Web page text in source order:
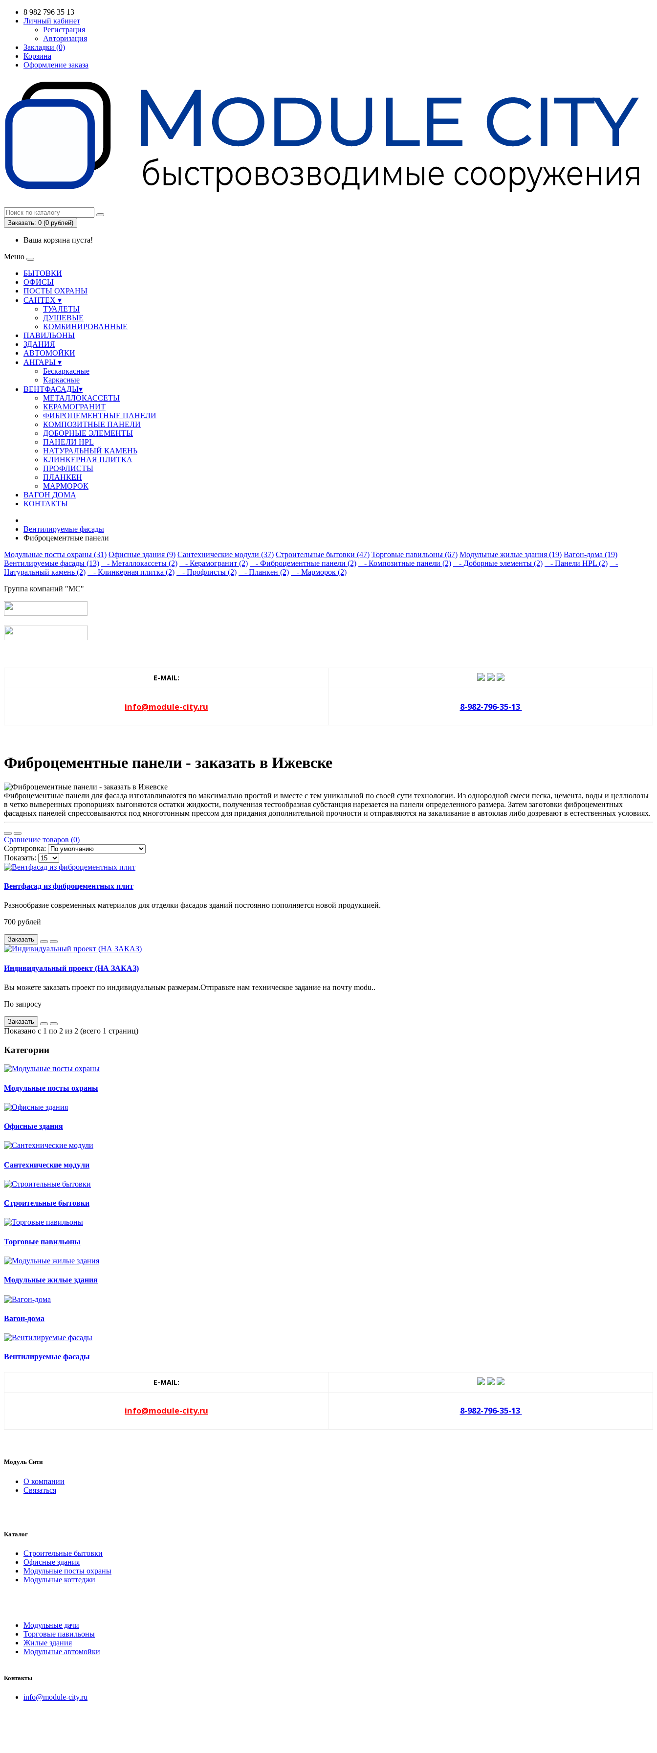
8 982 796 35 13
Личный кабинет
Регистрация
Авторизация
Закладки (0)
Корзина
Оформление заказа
Заказать: 0 (0 рублей)
Ваша корзина пуста!
Меню
БЫТОВКИ
ОФИСЫ
ПОСТЫ ОХРАНЫ
САНТЕХ ▾
ТУАЛЕТЫ
ДУШЕВЫЕ
КОМБИНИРОВАННЫЕ
ПАВИЛЬОНЫ
ЗДАНИЯ
АВТОМОЙКИ
АНГАРЫ ▾
Бескаркасные
Каркасные
ВЕНТФАСАДЫ▾
МЕТАЛЛОКАССЕТЫ
КЕРАМОГРАНИТ
ФИБРОЦЕМЕНТНЫЕ ПАНЕЛИ
КОМПОЗИТНЫЕ ПАНЕЛИ
ДОБОРНЫЕ ЭЛЕМЕНТЫ
ПАНЕЛИ HPL
НАТУРАЛЬНЫЙ КАМЕНЬ
КЛИНКЕРНАЯ ПЛИТКА
ПРОФЛИСТЫ
ПЛАНКЕН
МАРМОРОК
ВАГОН ДОМА
КОНТАКТЫ
Вентилируемые фасады
Фиброцементные панели
Модульные посты охраны (31) Офисные здания (9) Сантехнические модули (37) Строительные бытовки (47) Торговые павильоны (67) Модульные жилые здания (19) Вагон-дома (19)
Вентилируемые фасады (13)
- Металлокассеты (2) - Керамогранит (2) - Фиброцементные панели (2) - Композитные панели (2) - Доборные элементы (2) - Панели HPL (2)
-
Натуральный камень (2)
- Клинкерная плитка (2) - Профлисты (2) - Планкен (2)
- Марморок (2)
Группа компаний "МС"
E-MAIL:
info@module-city.ru 8-982-796-35-13
Фиброцементные панели - заказать в Ижевске
Фиброцементные панели для фасада изготавливаются по максимально простой и вместе с тем уникальной по своей сути технологии. Из однородной смеси песка, цемента, воды и целлюлозы
в четко выверенных пропорциях выгоняются остатки жидкости, полученная тестообразная субстанция нарезается на панели определенного размера. Затем заготовки фиброцементных
фасадных панелей спрессовываются под многотонным прессом для придания дополнительной прочности и отправляются на закаливание в автоклав либо дозревают в естественных условиях.
Сравнение товаров (0)
Сортировка:
Показать:
Вентфасад из фиброцементных плит
Разнообразие современных материалов для отделки фасадов зданий постоянно пополняется новой продукцией.
700 рублей
Заказать
Индивидуальный проект (НА ЗАКАЗ)
Вы можете заказать проект по индивидуальным размерам.Отправьте нам техническое задание на почту modu..
По запросу
Заказать
Показано с 1 по 2 из 2 (всего 1 страниц)
Категории
Модульные посты охраны
Офисные здания
Сантехнические модули
Строительные бытовки
Торговые павильоны
Модульные жилые здания
Вагон-дома
Вентилируемые фасады
E-MAIL:
info@module-city.ru 8-982-796-35-13
Модуль Сити
О компании
Связаться
Каталог
Строительные бытовки
Офисные здания
Модульные посты охраны
Модульные коттеджи
Модульные дачи
Торговые павильоны
Жилые здания
Модульные автомойки
Контакты
info@module-city.ru